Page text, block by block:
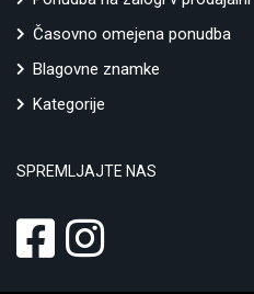
Časovno omejena ponudba
Blagovne znamke
Kategorije
SPREMLJAJTE NAS